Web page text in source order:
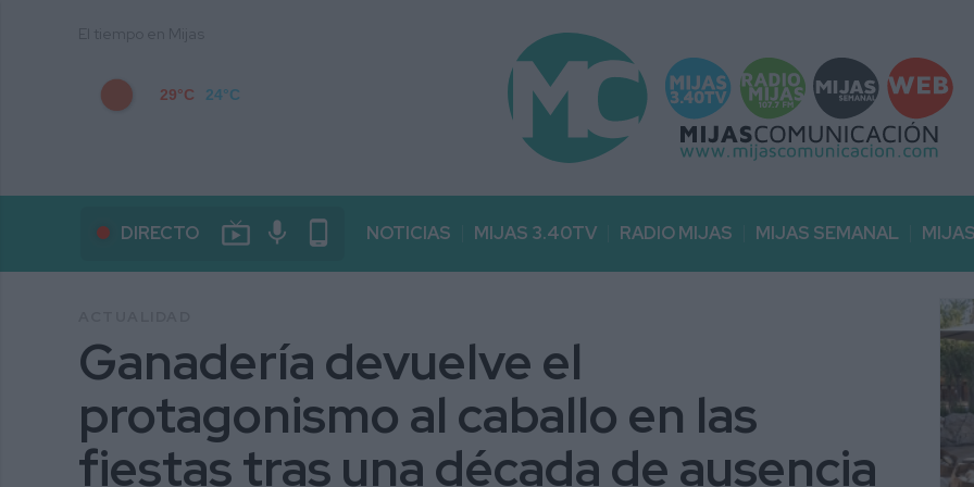
29°C 24°C
DIRECTO live_tv mic phone_android NOTICIAS MIJAS 3.40TV RADIO MIJAS MIJAS SEMANAL
Ganadería devuelve el
protagonismo al caballo en las
fiestas tras una década de ausencia